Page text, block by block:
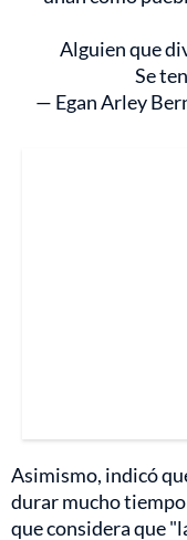
Alguien que
Se
— Egan Arley
Asimismo, indicó
durar mucho
que considera que